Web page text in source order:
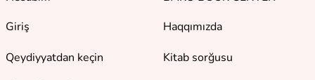
Giriş
Qeydiyyatdan keçin
Haqqımızda
Kitab sorğusu